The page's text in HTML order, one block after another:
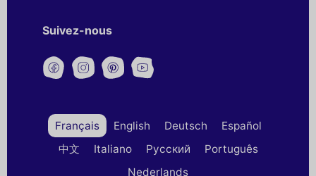
Suivez-nous
Français English Deutsch
Español
中文
Italiano Русский
Português
Nederlands